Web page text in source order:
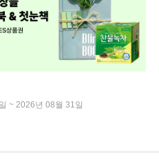
~ 2026년 08월 31일